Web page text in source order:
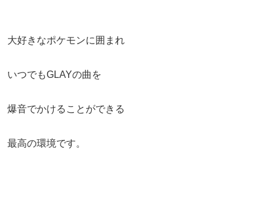
大好きなポケモンに囲まれ
いつでもGLAYの曲を
爆音でかけることができる
最高の環境です。